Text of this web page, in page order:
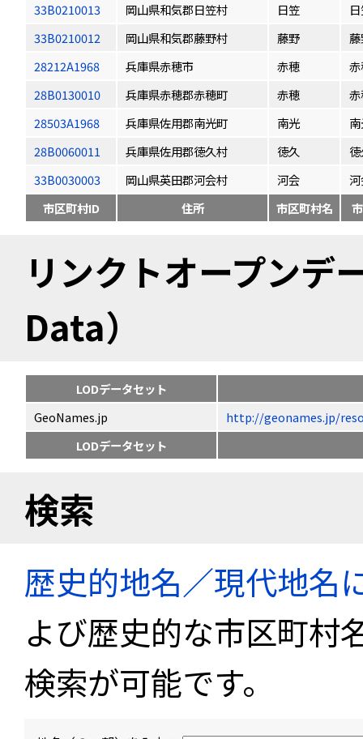
33B0210013
岡山県和気郡日笠村 日笠
33B0210012
岡山県和気郡藤野村 藤野
28212A1968
兵庫県赤穂市 赤穂
28B0130010
兵庫県赤穂郡赤穂町 赤穂
28503A1968
兵庫県佐用郡南光町 南光
28B0060011
兵庫県佐用郡徳久村 徳久
33B0030003
岡山県英田郡河会村 河会
市区町村ID
住所 市区町村名
リンクトオープン
Data）
LODデータセット
GeoNames.jp
http://geonames.jp/
LODデータセット
検索
歴史的地名／現代地名
よび歴史的な市区町村
検索が可能です。